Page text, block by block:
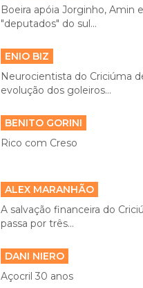
Boeira apóia Jorginho, Amin e
"deputados" do sul...
ENIO BIZ
Neurocientista do Criciúma
evolução dos goleiros...
BENITO GORINI
Rico com Creso
ALEX MARANHÃO
A salvação financeira do
passa por três...
DANI NIERO
Açocril 30 anos